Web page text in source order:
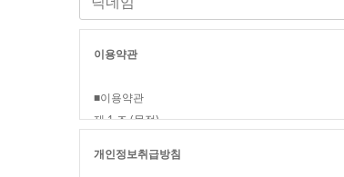
이용약관
■이용약관
제 1 조 (목적)
함을 목적으로 합니다.
개인정보취급방침